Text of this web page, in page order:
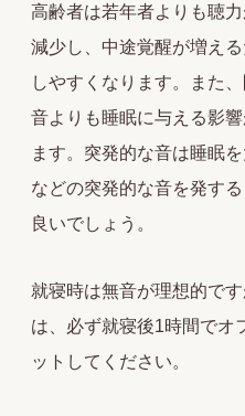
高齢者は若年者よりも聴
減少し、中途覚醒が増え
しやすくなります。また
音よりも睡眠に与える影
ます。突発的な音は睡眠
などの突発的な音を発す
良いでしょう。
就寝時は無音が理想的で
は、必ず就寝後1時間でオ
ットしてください。